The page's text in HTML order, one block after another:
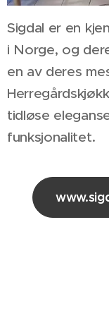
Sigdal er en
i Norge, og
en av deres
tidløse
funksjonalitet.